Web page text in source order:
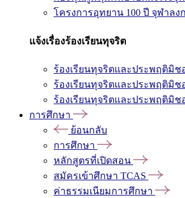
โครงการอุทยาน 100 ปี จุฬาล
แจ้งเรื่องร้องเรียนทุจริต
ร้องเรียนทุจริตและประพฤติมิช
ร้องเรียนทุจริตและประพฤติมิช
ร้องเรียนทุจริตและประพฤติมิช
การศึกษา
ย้อนกลับ
การศึกษา
หลักสูตรที่เปิดสอน
สมัครเข้าศึกษา TCAS
ค่าธรรมเนียมการศึกษา